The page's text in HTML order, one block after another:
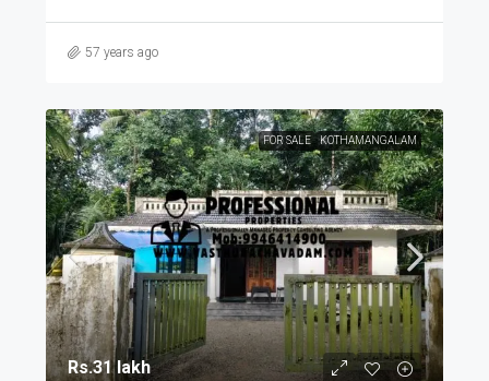
57 years ago
FOR SALE KOTHAMANGALAM
Rs.31 lakh